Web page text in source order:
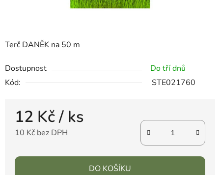
Terč DANĚK na 50 m
Dostupnost
Do tří dnů
Kód:
STE021760
12 Kč/ ks
10 Kč bez DPH
DO KOŠÍKU